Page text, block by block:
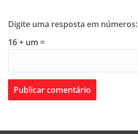
Digite uma resposta em números:
16 + um =